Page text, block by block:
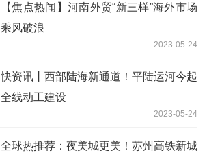
【焦点热闻】河南外贸“新三样”海外市场
乘风破浪
2023-05-24
快资讯丨西部陆海新通道！平陆运河今起
全线动工建设
2023-05-24
全球热推荐：夜美城更美！苏州高铁新城